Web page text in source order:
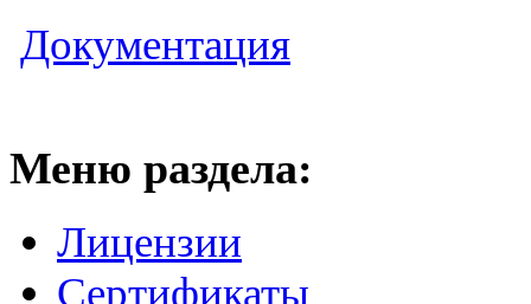
Документация
Меню раздела:
Лицензии
Сертификаты